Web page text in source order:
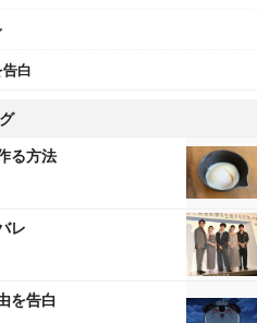
白
る方法
レ
を告白